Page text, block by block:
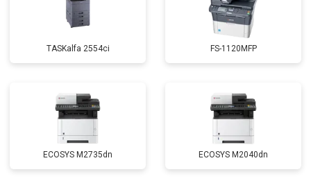
TASKalfa 2554ci FS-1120MFP
ECOSYS M2735dn ECOSYS M2040dn